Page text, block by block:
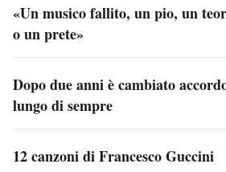
«Un musico fallito, un pio, un
o un prete»
Dopo due anni è cambiato
lungo di sempre
12 canzoni di Francesco Guccini